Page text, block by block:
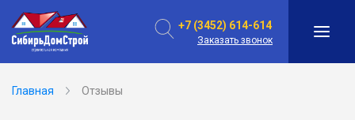
+7 (3452) 614-614
Заказать звонок
Главная Отзывы